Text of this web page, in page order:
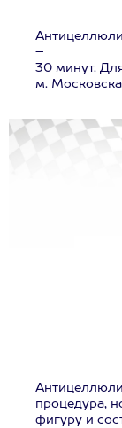
–
30 минут.
м.
процедура,
фигуру и